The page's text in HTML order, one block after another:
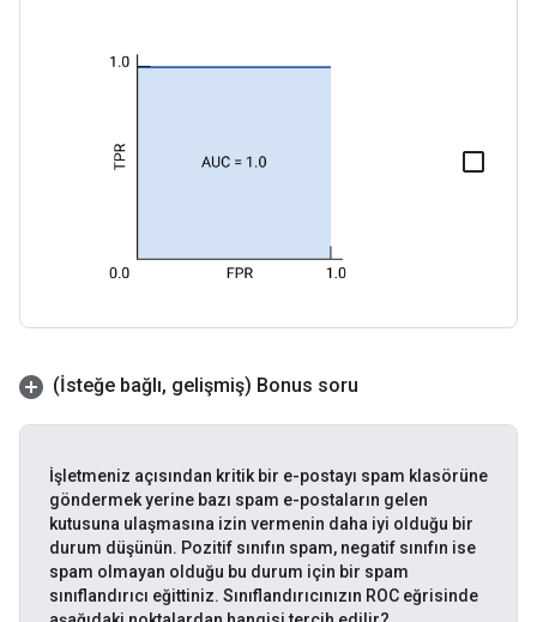
(İsteğe bağlı, gelişmiş) Bonus soru
İşletmeniz açısından kritik bir e-postayı spam klasörüne
göndermek yerine bazı spam e-postaların gelen
kutusuna ulaşmasına izin vermenin daha iyi olduğu bir
durum düşünün. Pozitif sınıfın spam, negatif sınıfın ise
spam olmayan olduğu bu durum için bir spam
sınıflandırıcı eğittiniz. Sınıflandırıcınızın ROC eğrisinde